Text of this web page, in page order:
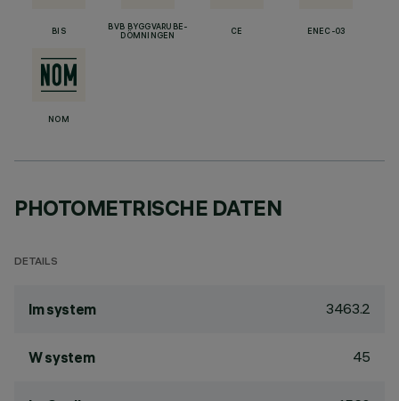
BIS
BVB BYGGVARUBE-
DÖMNINGEN
CE ENEC-03
NOM
PHOTOMETRISCHE DATEN
DETAILS
lm system 3463.2
W system 45